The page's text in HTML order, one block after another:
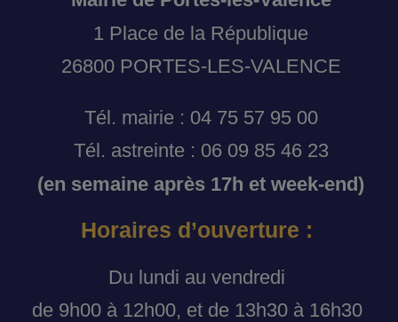
1 Place de la République
26800 PORTES-LES-VALENCE
Tél. mairie : 04 75 57 95 00
Tél. astreinte : 06 09 85 46 23
(en semaine après 17h et week-end)
Horaires d’ouverture :
Du lundi au vendredi
de 9h00 à 12h00, et de 13h30 à 16h30